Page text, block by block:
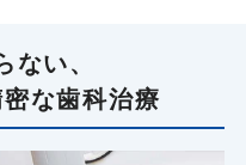
い、
な歯科治療